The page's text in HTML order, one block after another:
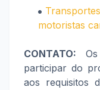
motoristas
CONTATO: Os
participar do
aos requisitos